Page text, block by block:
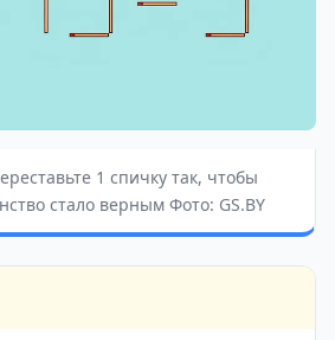
1 спичку так, чтобы
стало верным Фото: GS.BY